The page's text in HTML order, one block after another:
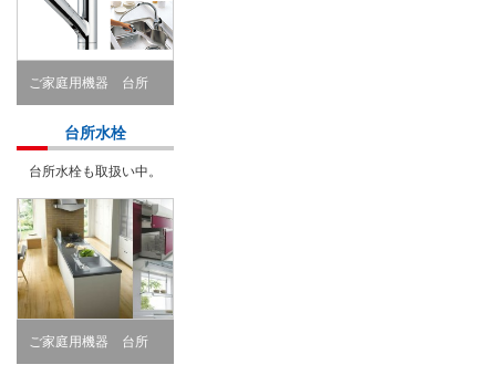
ご家庭用機器 台所
Kitchen
台所水栓
台所水栓も取扱い中。
ご家庭用機器 台所